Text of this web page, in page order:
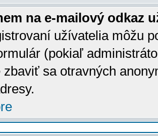
na e-mailový odkaz
užívatelia môžu
(pokiaľ
zbaviť sa otravných